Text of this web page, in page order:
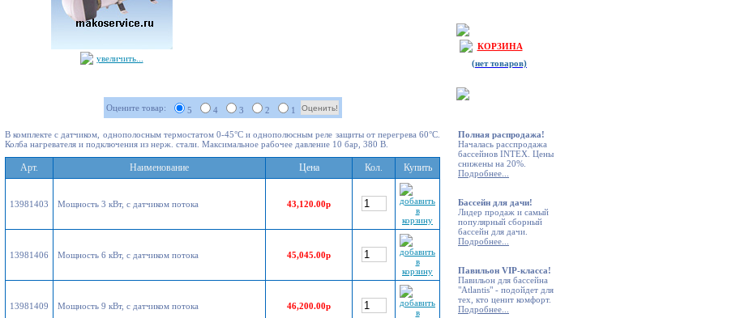
увеличить...
Оцените товар: 5 4 3 2 1
В комплекте с датчиком, однополосным термостатом 0-45°С и однополюсным реле защиты от перегрева 60°С.
Колба нагревателя и подключения из нерж. стали. Максимальное рабочее давление 10 бар, 380 В.
Арт. Наименование Цена Кол. Купить
13981403 Мощность 3 кВт, с датчиком потока 43,120.00р
13981406 Мощность 6 кВт, с датчиком потока 45,045.00р
13981409 Мощность 9 кВт, с датчиком потока 46,200.00р
КОРЗИНА
(нет товаров)
Полная распродажа!
Началась расспродажа
бассейнов INTEX. Цены
снижены на 20%.
Подробнее...
Бассейн для дачи!
Лидер продаж и самый
популярный сборный
бассейн для дачи
Подробнее...
Павильон VIP-класса!
Павильон для бассейна
"Atlantis" - подойдет для
тех, кто ценит комфорт.
Подробнее...